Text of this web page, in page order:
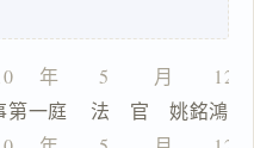
　年　　5 　　月　　12
民事第一庭    法　官　姚銘鴻